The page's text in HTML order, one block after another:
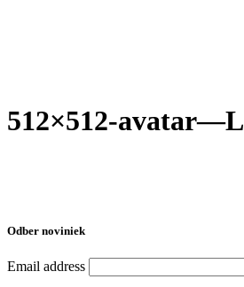
512×512-avatar—L
Odber noviniek
Email address